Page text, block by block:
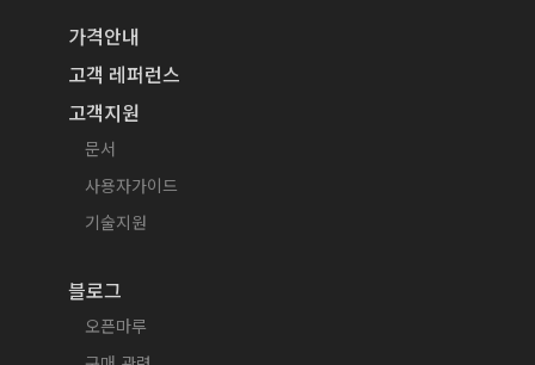
가격안내
고객 레퍼런스
고객지원
문서
사용자가이드
기술지원
블로그
오픈마루